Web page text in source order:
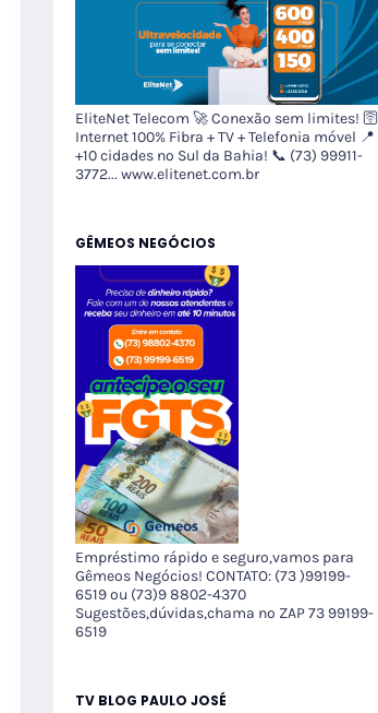
EliteNet Telecom 🚀 Conexão sem limites! 🛜
Internet 100% Fibra + TV + Telefonia móvel 📍
+10 cidades no Sul da Bahia! 📞 (73) 99911-
3772... www.elitenet.com.br
GÊMEOS NEGÓCIOS
Empréstimo rápido e seguro,vamos para
Gêmeos Negócios! CONTATO: (73 )99199-
6519 ou (73)9 8802-4370
Sugestões,dúvidas,chama no ZAP 73 99199-
6519
TV BLOG PAULO JOSÉ